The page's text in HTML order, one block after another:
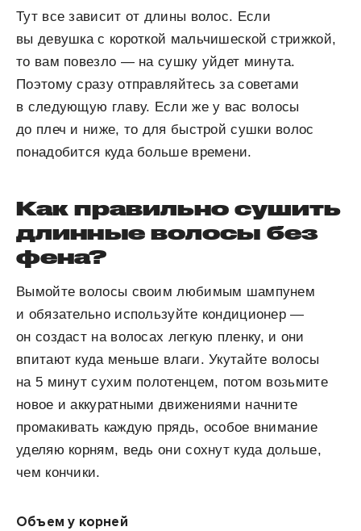
Тут все зависит от длины волос. Если
вы девушка с короткой мальчишеской стрижкой,
то вам повезло — на сушку уйдет минута.
Поэтому сразу отправляйтесь за советами
в следующую главу. Если же у вас волосы
до плеч и ниже, то для быстрой сушки волос
понадобится куда больше времени.
Как правильно сушить
длинные волосы без
фена?
Вымойте волосы своим любимым шампунем
и обязательно используйте кондиционер —
он создаст на волосах легкую пленку, и они
впитают куда меньше влаги. Укутайте волосы
на 5 минут сухим полотенцем, потом возьмите
новое и аккуратными движениями начните
промакивать каждую прядь, особое внимание
уделяю корням, ведь они сохнут куда дольше,
чем кончики.
Объем у корней